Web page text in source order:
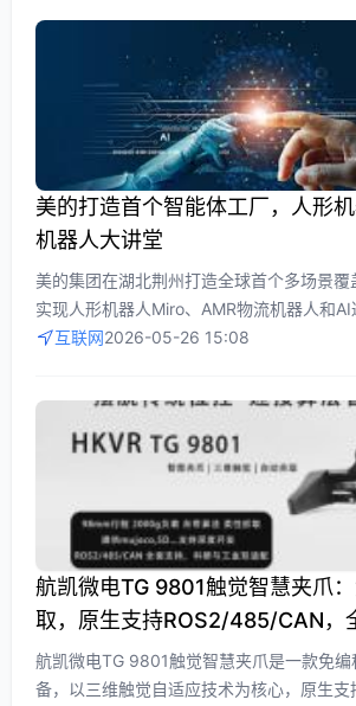
美的打造首个智能体工厂，人形
机器人大讲堂
美的集团在湖北荆州打造全球首个多场景覆
实现人形机器人Miro、AMR物流机器人和AI
化设备的常态化应用。通过多智能体AI系统
互联网2026-05-26 15:08
航凯微电TG 9801触觉智慧夹爪
取，原生支持ROS2/485/CAN，
航凯微电TG 9801触觉智慧夹爪是一款免
备，以三维触觉自适应技术为核心，原生